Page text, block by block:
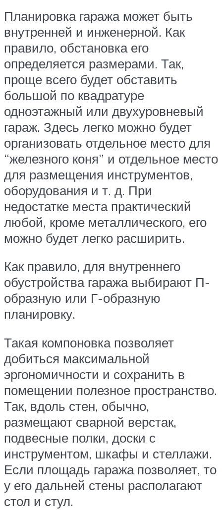
Планировка гаража может быть
внутренней и инженерной. Как
правило, обстановка его
определяется размерами. Так,
проще всего будет обставить
большой по квадратуре
одноэтажный или двухуровневый
гараж. Здесь легко можно будет
организовать отдельное место для
“железного коня” и отдельное место
для размещения инструментов,
оборудования и т. д. При
недостатке места практический
любой, кроме металлического, его
можно будет легко расширить.
Как правило, для внутреннего
обустройства гаража выбирают П-
образную или Г-образную
планировку.
Такая компоновка позволяет
добиться максимальной
эргономичности и сохранить в
помещении полезное пространство.
Так, вдоль стен, обычно,
размещают сварной верстак,
подвесные полки, доски с
инструментом, шкафы и стеллажи.
Если площадь гаража позволяет, то
у его дальней стены располагают
стол и стул.